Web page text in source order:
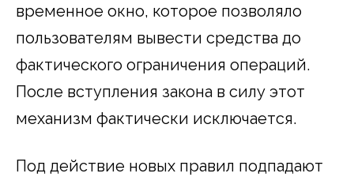
временное окно, которое позволяло
пользователям вывести средства до
фактического ограничения операций.
После вступления закона в силу этот
механизм фактически исключается.
Под действие новых правил подпадают